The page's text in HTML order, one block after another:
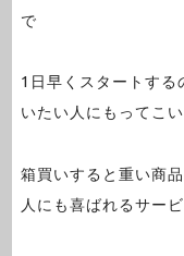
で
1日早くスタートする
いたい人にもってこい
箱買いすると重い商
人にも喜ばれるサー